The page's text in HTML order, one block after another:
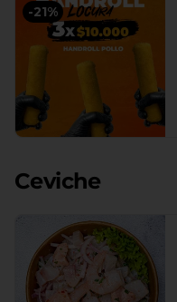
-21%
Ceviche